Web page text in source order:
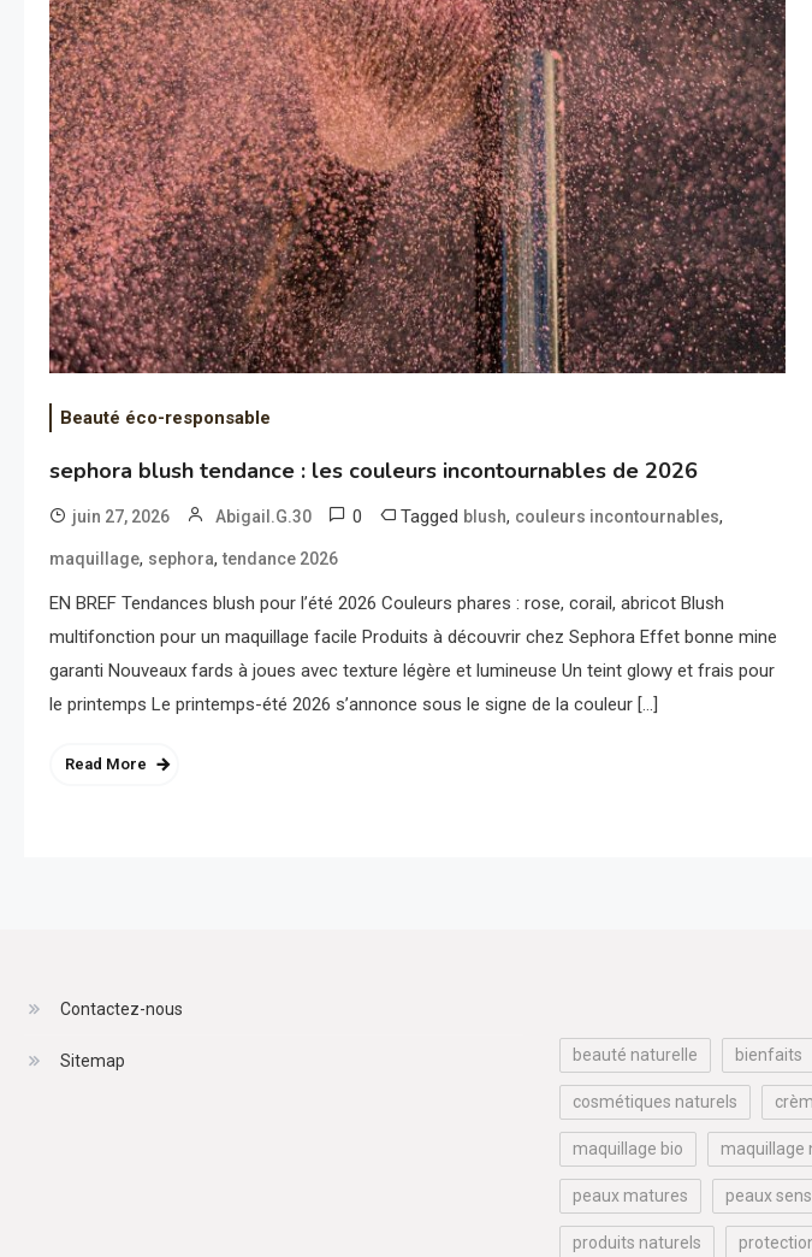
Beauté éco-responsable
sephora blush tendance : les couleurs incontournables de 2026
juin 27, 2026 Abigail.G.30 0 Tagged blush, couleurs incontournables,
maquillage, sephora,tendance 2026
EN BREF Tendances blush pour l’été 2026 Couleurs phares : rose, corail, abricot Blush
multifonction pour un maquillage facile Produits à découvrir chez Sephora Effet bonne mine
garanti Nouveaux fards à joues avec texture légère et lumineuse Un teint glowy et frais pour
le printemps Le printemps-été 2026 s’annonce sous le signe de la couleur […]
Read More
Contactez-nous
Sitemap beauté naturelle bienfaits
cosmétiques naturels
maquillage bio maquillage
peaux matures peaux
produits naturels